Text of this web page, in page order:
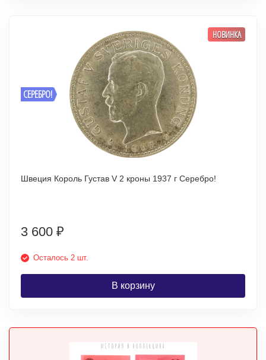
СЕРЕБРО!
НОВИНКА
Швеция Король Густав V 2 кроны 1937 г Серебро!
3 600 ₽
Осталось 2 шт.
В корзину